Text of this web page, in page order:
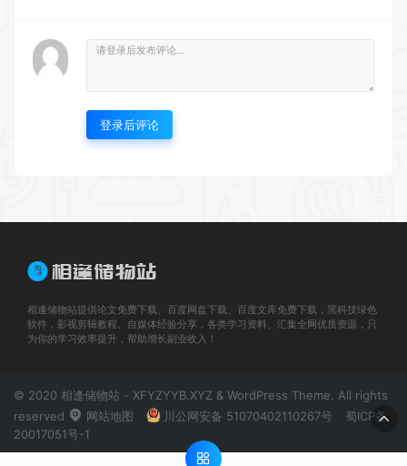
登录后评论
相逢储物站提供论文免费下载、百度网盘下载、百度文库免费下载，黑科技绿色
软件，影视剪辑教程、自媒体经验分享，各类学习资料、汇集全网优质资源，只
为你的学习效率提升，帮助增长副业收入！
© 2020 相逢储物站 - XFYZYYB.XYZ & WordPress Theme. All rights
reserved
网站地图 川公网安备 51070402110267号
蜀ICP备
20017051号-1